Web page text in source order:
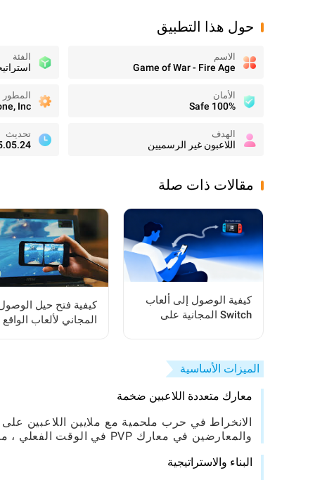
حول هذا التطبيق
الاسم
Game of War - Fire Age
الفئة
الأمان
100% Safe
المطور
Inc.
الهدف
اللاعبون غير الرسميين
تحديث
مقالات ذات صلة
كيفية الوصول إلى ألعاب
Switch المجانية على
كيفية فتح حيل
المجاني لألعاب الواقع
الميزات الأساسية
معارك متعددة اللاعبين ضخمة
الانخراط في حرب ملحمية مع ملايين اللاعبين
والمعارضين في معارك PVP في الوقت الفعلي ، مما يعزز الحافة التنافسية.
البناء والاستراتيجية